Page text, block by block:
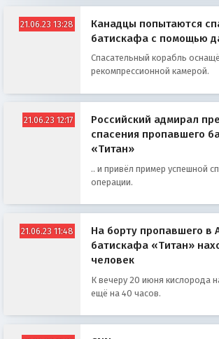
21.06.23 13:28
Канадцы попытаются
батискафа с помощью
Спасательный корабль
рекомпрессионной камерой.
21.06.23 12:17
Российский адмирал
спасения пропавшего
«Титан»
.. и привёл пример успешной
операции.
21.06.23 11:48
На борту пропавшего в
батискафа «Титан»
человек
К вечеру 20 июня кислорода
ещё на 40 часов.